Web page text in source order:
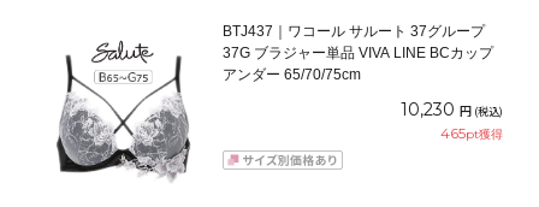
BTJ437｜ワコール サルート 37グループ
37G ブラジャー単品 VIVA LINE BCカップ
アンダー 65/70/75cm
10,230 円 (税込)
465pt獲得